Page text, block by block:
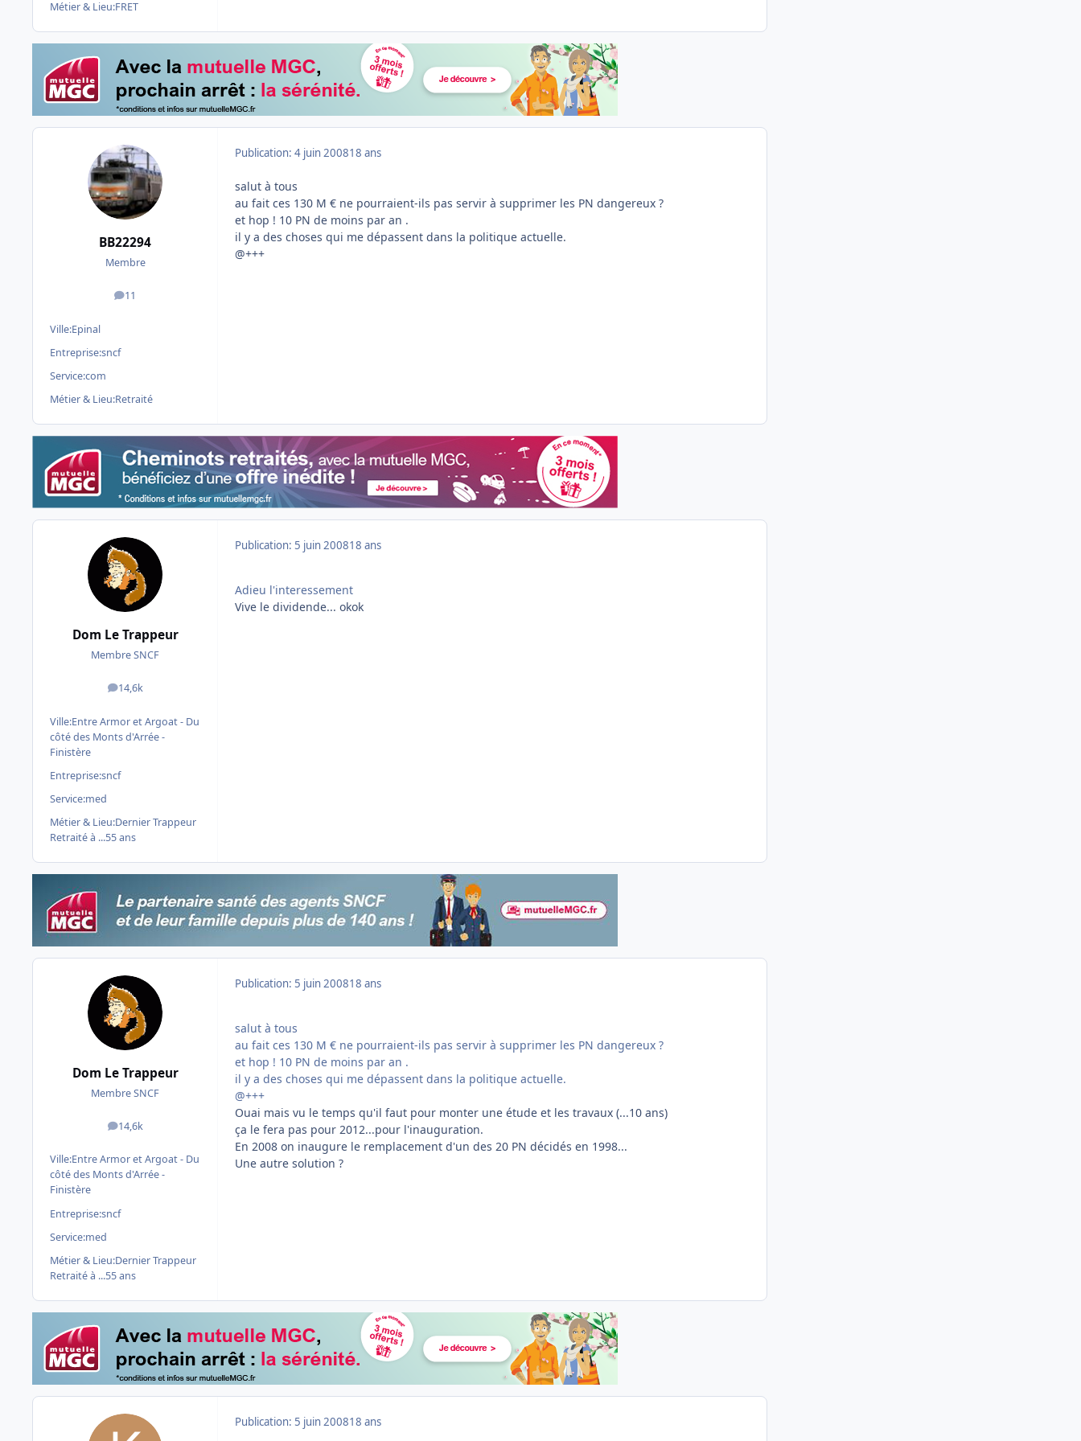
Métier & Lieu:FRET
BB22294
Membre
11
messages
Ville:Epinal
Entreprise:sncf
Service:com
Métier & Lieu:Retraité
Publication: 4 juin 200818 ans
salut à tous
au fait ces 130 M € ne pourraient-ils pas servir à supprimer les PN dangereux ?
et hop ! 10 PN de moins par an .
il y a des choses qui me dépassent dans la politique actuelle.
@+++
Dom Le Trappeur
Membre SNCF
14,6k
messages
Ville:Entre Armor et Argoat - Du
côté des Monts d'Arrée -
Finistère
Entreprise:sncf
Service:med
Métier & Lieu:Dernier Trappeur
Retraité à ...55 ans
Publication: 5 juin 200818 ans
Adieu l'interessement
Vive le dividende... okok
Dom Le Trappeur
Membre SNCF
14,6k
messages
Ville:Entre Armor et Argoat - Du
côté des Monts d'Arrée -
Finistère
Entreprise:sncf
Service:med
Métier & Lieu:Dernier Trappeur
Retraité à ...55 ans
Publication: 5 juin 200818 ans
salut à tous
au fait ces 130 M € ne pourraient-ils pas servir à supprimer les PN dangereux ?
et hop ! 10 PN de moins par an .
il y a des choses qui me dépassent dans la politique actuelle.
@+++
Ouai mais vu le temps qu'il faut pour monter une étude et les travaux (...10 ans)
ça le fera pas pour 2012...pour l'inauguration.
En 2008 on inaugure le remplacement d'un des 20 PN décidés en 1998...
Une autre solution ?
Publication: 5 juin 200818 ans